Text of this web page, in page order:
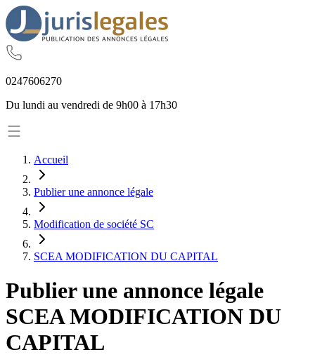
0247606270
Du lundi au vendredi de 9h00 à 17h30
Accueil
Publier une annonce légale
Modification de société SC
SCEA MODIFICATION DU CAPITAL
Publier une annonce légale
SCEA MODIFICATION DU
CAPITAL